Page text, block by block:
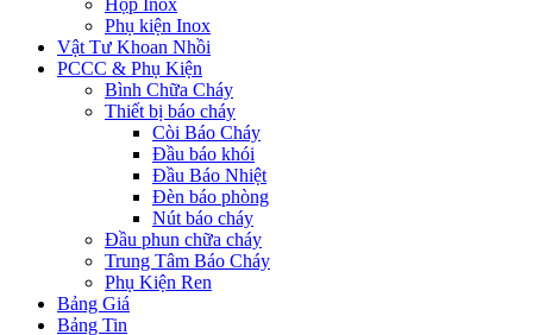
Hộp Inox
Phụ kiện Inox
Vật Tư Khoan Nhồi
PCCC & Phụ Kiện
Bình Chữa Cháy
Thiết bị báo cháy
Còi Báo Cháy
Đầu báo khói
Đầu Báo Nhiệt
Đèn báo phòng
Nút báo cháy
Đầu phun chữa cháy
Trung Tâm Báo Cháy
Phụ Kiện Ren
Bảng Giá
Bảng Tin